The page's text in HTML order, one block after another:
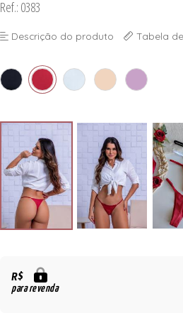
Ref.: 0383
Descrição do produto Tabela
R$
para revenda